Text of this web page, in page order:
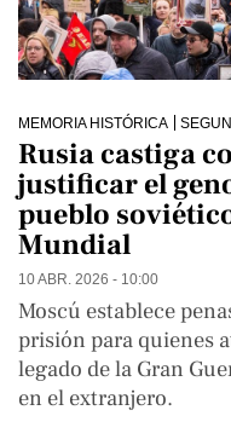
MEMORIA HISTÓRICA
Rusia castiga
justificar el
pueblo
Mundial
10 ABR. 2026 - 10:00
Moscú establece
prisión para quienes
legado de la Gran
en el extranjero.